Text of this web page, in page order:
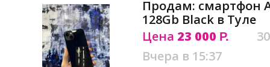
Продам: смартфон
128Gb Black в Туле
Цена 23 000 Р.
Вчера в 15:37